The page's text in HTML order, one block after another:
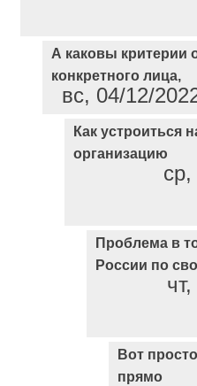
А каковы критерии
конкретного лица,
вс, 04/12/
Как устроиться
организацию
Проблема в
России по
Вот
прямо